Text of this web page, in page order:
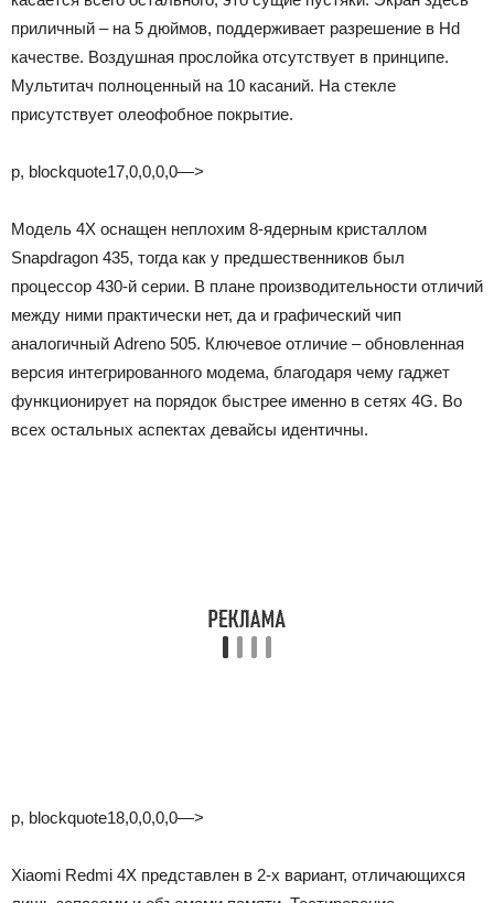
приличный – на 5 дюймов, поддерживает разрешение в Hd
качестве. Воздушная прослойка отсутствует в принципе.
Мультитач полноценный на 10 касаний. На стекле
присутствует олеофобное покрытие.
p, blockquote17,0,0,0,0—>
Модель 4X оснащен неплохим 8-ядерным кристаллом
Snapdragon 435, тогда как у предшественников был
процессор 430-й серии. В плане производительности отличий
между ними практически нет, да и графический чип
аналогичный Adreno 505. Ключевое отличие – обновленная
версия интегрированного модема, благодаря чему гаджет
функционирует на порядок быстрее именно в сетях 4G. Во
всех остальных аспектах девайсы идентичны.
p, blockquote18,0,0,0,0—>
Xiaomi Redmi 4X представлен в 2-х вариант, отличающихся